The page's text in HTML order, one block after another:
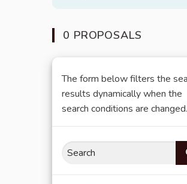
0 PROPOSALS
The form below filters the
results dynamically when the
search conditions are changed.